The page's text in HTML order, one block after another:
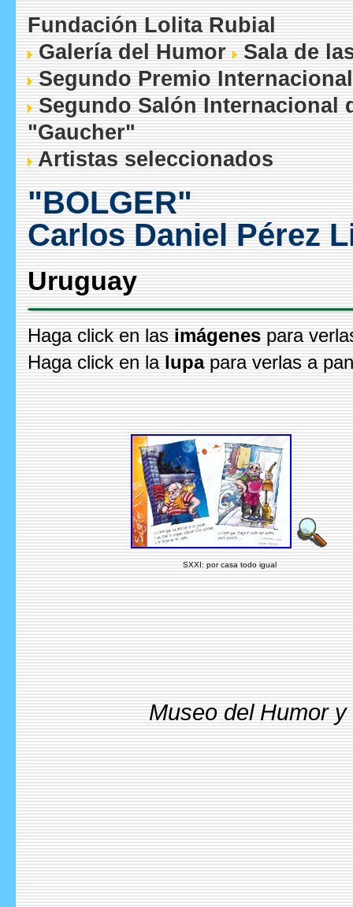
Fundación Lolita Rubial
Galería del Humor
Sala de
Segundo Premio
Segundo Salón Internacional
"Gaucher"
Artistas seleccionados
"BOLGER"
Carlos Daniel Pérez
Uruguay
Haga click en las imágenes para
Haga click en la lupapara verlas a
SXXI: por casa todo igual
Museo del Humor